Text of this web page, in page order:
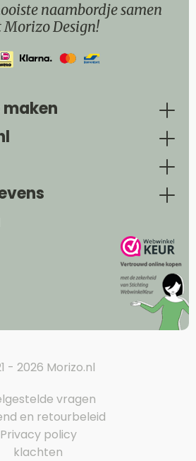
naambordje samen
Morizo Design!
- 2026 Morizo.nl
vragen
en retourbeleid
Privacy policy
klachten